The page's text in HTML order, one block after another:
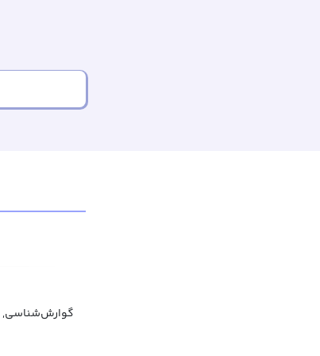
گوارش‌شناسی,